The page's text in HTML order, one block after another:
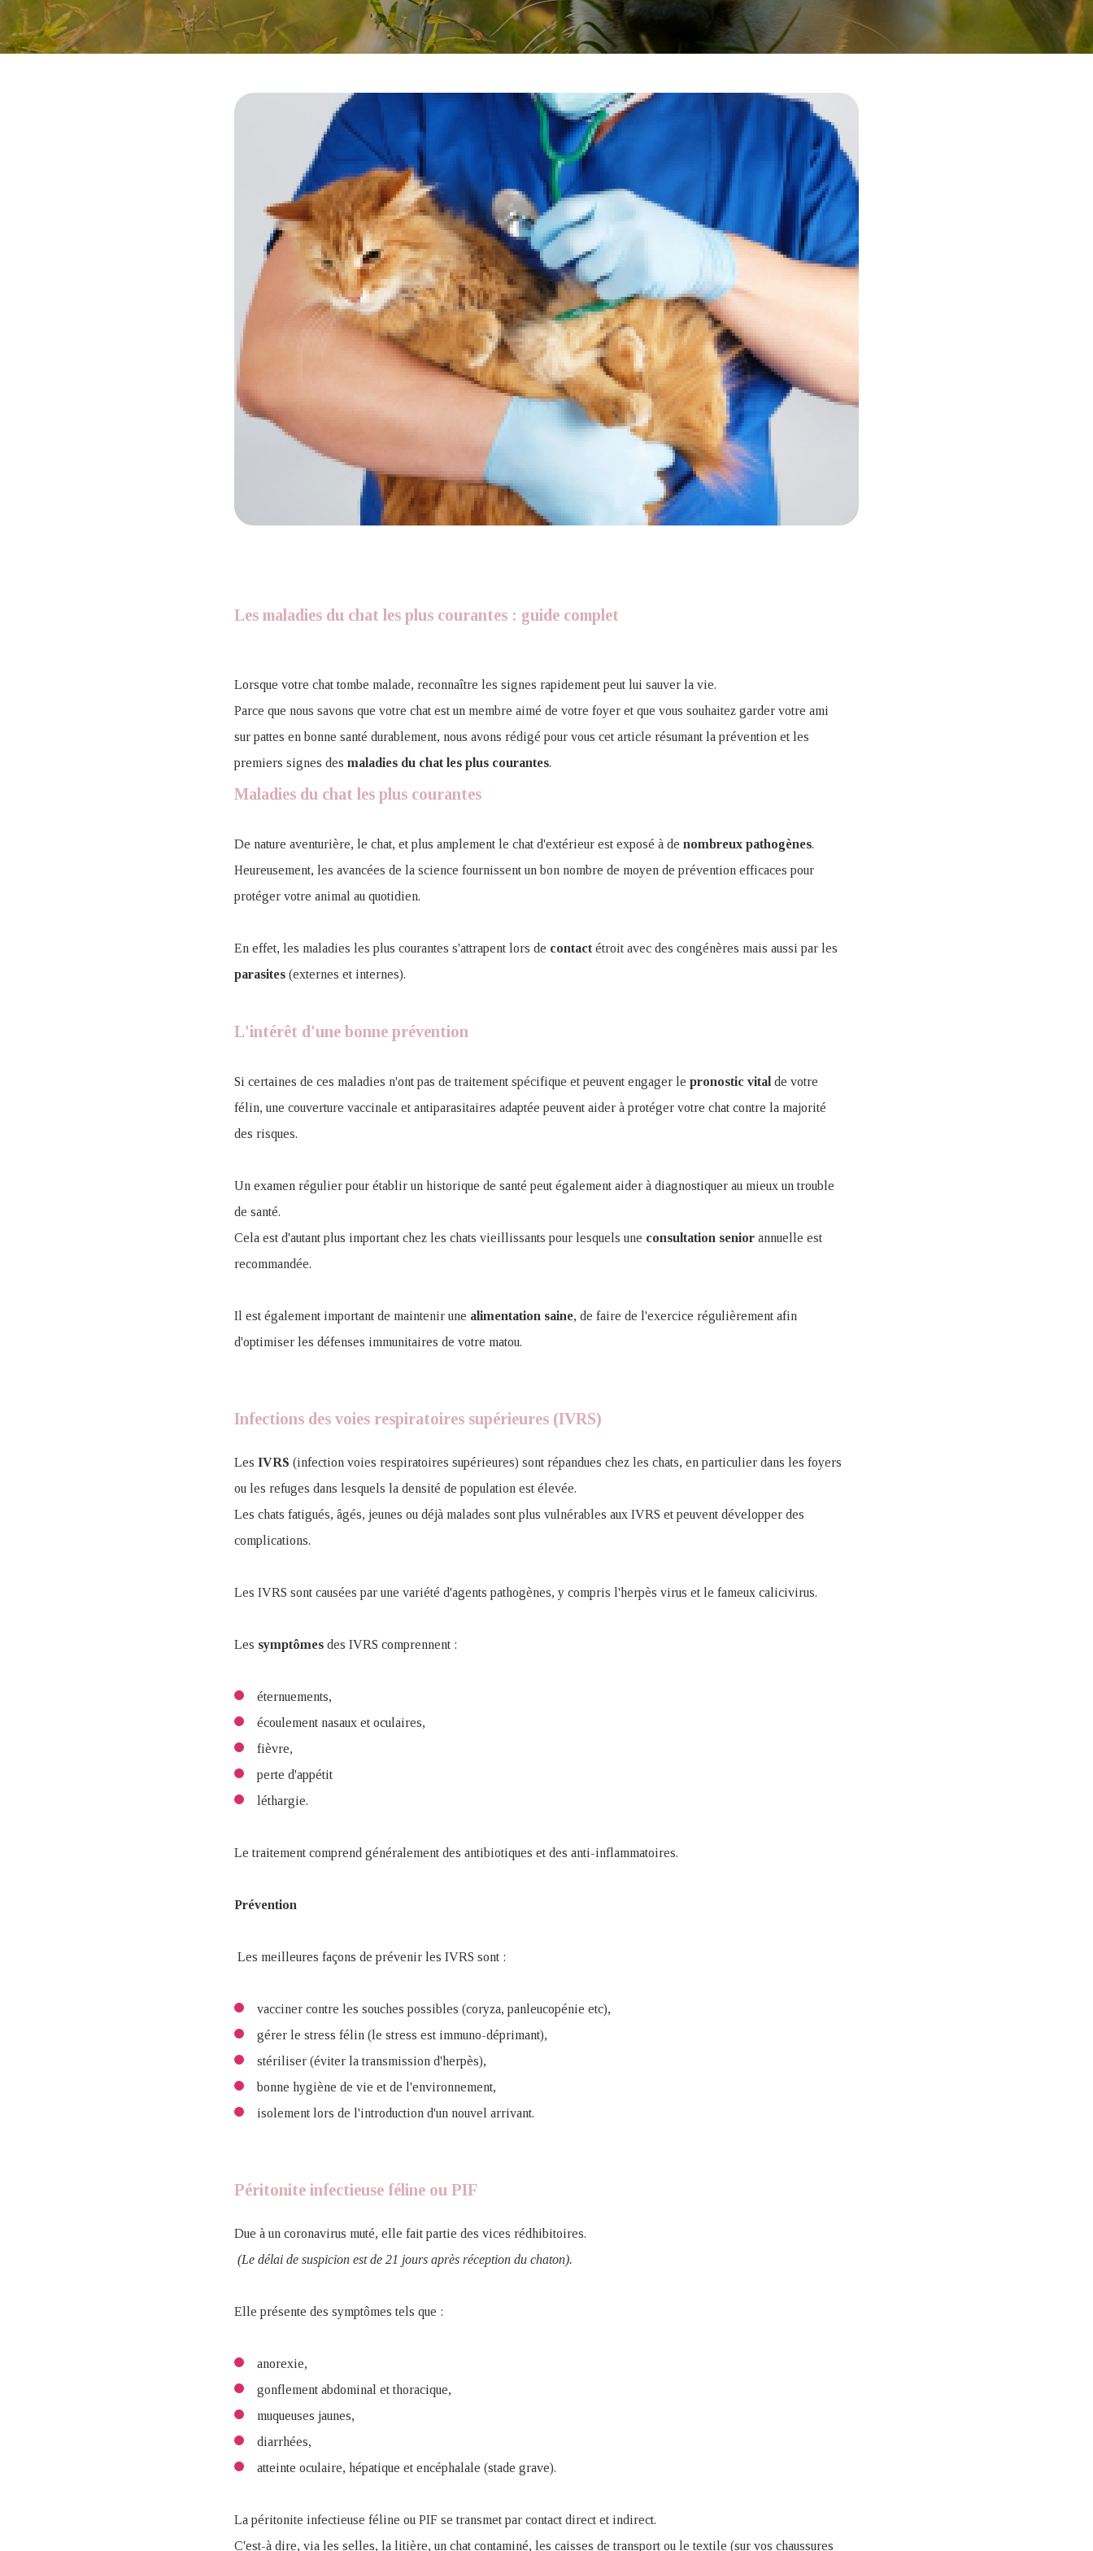
Les maladies du chat les plus courantes : guide complet
Lorsque votre chat tombe malade, reconnaître les signes rapidement peut lui sauver la vie.
Parce que nous savons que votre chat est un membre aimé de votre foyer et que vous souhaitez garder votre ami
sur pattes en bonne santé durablement, nous avons rédigé pour vous cet article résumant la prévention et les
premiers signes des maladies du chat les plus courantes.
Maladies du chat les plus courantes
De nature aventurière, le chat, et plus amplement le chat d'extérieur est exposé à de nombreux pathogènes.
Heureusement, les avancées de la science fournissent un bon nombre de moyen de prévention efficaces pour
protéger votre animal au quotidien.
En effet, les maladies les plus courantes s'attrapent lors de contact étroit avec des congénères mais aussi par les
parasites (externes et internes).
L'intérêt d'une bonne prévention
Si certaines de ces maladies n'ont pas de traitement spécifique et peuvent engager le pronostic vital de votre
félin, une couverture vaccinale et antiparasitaires adaptée peuvent aider à protéger votre chat contre la majorité
des risques.
Un examen régulier pour établir un historique de santé peut également aider à diagnostiquer au mieux un trouble
de santé.
Cela est d'autant plus important chez les chats vieillissants pour lesquels une consultation senior annuelle est
recommandée.
Il est également important de maintenir une alimentation saine, de faire de l'exercice régulièrement afin
d'optimiser les défenses immunitaires de votre matou.
Infections des voies respiratoires supérieures (IVRS)
Les IVRS (infection voies respiratoires supérieures) sont répandues chez les chats, en particulier dans les foyers
ou les refuges dans lesquels la densité de population est élevée.
Les chats fatigués, âgés, jeunes ou déjà malades sont plus vulnérables aux IVRS et peuvent développer des
complications.
Les IVRS sont causées par une variété d'agents pathogènes, y compris l'herpès virus et le fameux calicivirus.
Les symptômes des IVRS comprennent :
éternuements,
écoulement nasaux et oculaires,
fièvre,
perte d'appétit
léthargie.
Le traitement comprend généralement des antibiotiques et des anti-inflammatoires.
Prévention
Les meilleures façons de prévenir les IVRS sont :
vacciner contre les souches possibles (coryza, panleucopénie etc),
gérer le stress félin (le stress est immuno-déprimant),
stériliser (éviter la transmission d'herpès),
bonne hygiène de vie et de l'environnement,
isolement lors de l'introduction d'un nouvel arrivant.
Péritonite infectieuse féline ou PIF
Due à un coronavirus muté, elle fait partie des vices rédhibitoires.
(Le délai de suspicion est de 21 jours après réception du chaton).
Elle présente des symptômes tels que :
anorexie,
gonflement abdominal et thoracique,
muqueuses jaunes,
diarrhées,
atteinte oculaire, hépatique et encéphalale (stade grave).
La péritonite infectieuse féline ou PIF se transmet par contact direct et indirect.
C'est-à dire, via les selles, la litière, un chat contaminé, les caisses de transport ou le textile (sur vos chaussures